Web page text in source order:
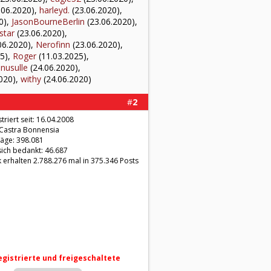
harleyd. (23.06.2020),
JasonBourneBerlin (23.06.2020),
(23.06.2020),
Nerofinn (23.06.2020),
Roger (11.03.2025),
(24.06.2020),
withy (24.06.2020)
#2
seit: 16.04.2008
Bonnensia
398.081
bedankt: 46.687
erhalten 2.788.276 mal in 375.346 Posts
und freigeschaltete